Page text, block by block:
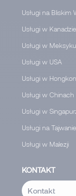
Usługi na
Usługi w Kanadzie
Usługi w Meksyku
Usługi w USA
Usługi w
Usługi w
Usługi w
Usługi na Tajwanie
Usługi w Malezji
KONTAKT
Kontakt